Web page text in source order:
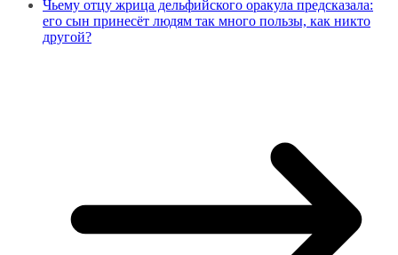
Чьему отцу жрица дельфийского оракула предсказала:
его сын принесёт людям так много пользы, как никто
другой?